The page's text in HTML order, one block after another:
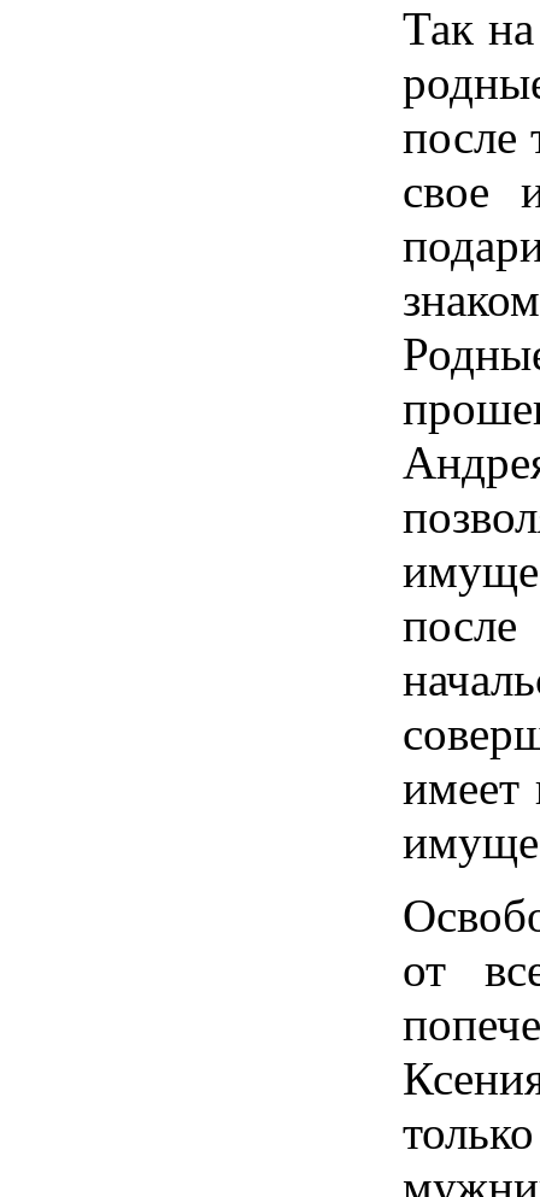
Так
после
свое
имеет
от
только